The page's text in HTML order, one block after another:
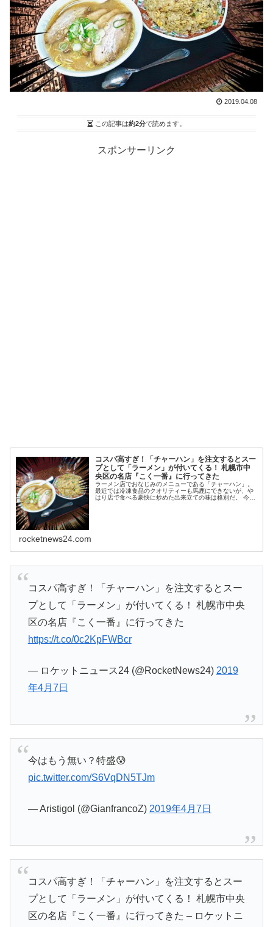
2019.04.08
この記事は約2分で読めます。
スポンサーリンク
コスパ高すぎ！「チャーハン」を注文するとスー
プとして「ラーメン」が付いてくる！ 札幌市中
央区の名店『こく一番』に行ってきた
ラーメン店でおなじみのメニューである「チャーハン」。
最近では冷凍食品のクオリティーも馬鹿にできないが、や
はり店で食べる豪快に炒めた出来立ての味は格別だ。 今回
rocketnews24.com
コスパ高すぎ！「チャーハン」を注文するとスー
プとして「ラーメン」が付いてくる！ 札幌市中央
区の名店『こく一番』に行ってきた
https://t.co/0c2KpFWBcr
— ロケットニュース24 (@RocketNews24) 2019
年4月7日
今はもう無い？特盛😰
pic.twitter.com/S6VqDN5TJm
— Aristigol (@GianfrancoZ) 2019年4月7日
コスパ高すぎ！「チャーハン」を注文するとスー
プとして「ラーメン」が付いてくる！ 札幌市中央
区の名店『こく一番』に行ってきた – ロケットニ